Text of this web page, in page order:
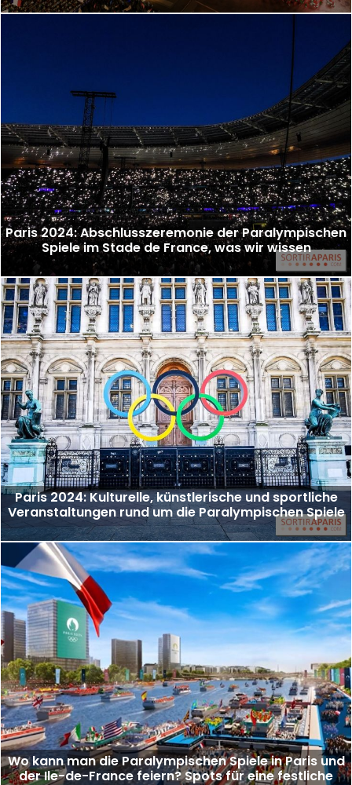
Paris 2024: Abschlusszeremonie der Paralympischen
Spiele im Stade de France, was wir wissen
Paris 2024: Kulturelle, künstlerische und sportliche
Veranstaltungen rund um die Paralympischen Spiele
Wo kann man die Paralympischen Spiele in Paris und
der Ile-de-France feiern? Spots für eine festliche